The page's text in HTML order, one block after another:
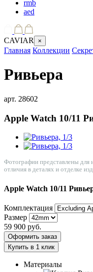
rmb
aed
CAVIAR ×
Главная Коллекции
Ривьера
арт. 28602
Apple Watch 10/11
Фотографии представлены
отличия в деталях и отделке
Apple Watch 10/11
Комплектация
Размер
59 900 руб.
Оформить заказ
Купить в 1 клик
Материалы